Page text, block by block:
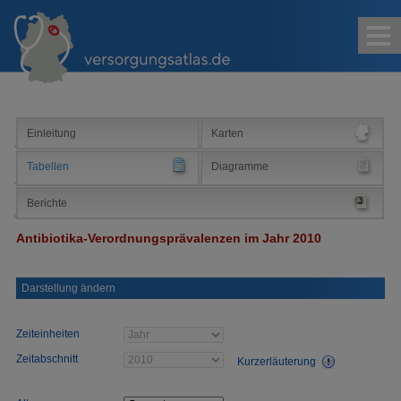
Suche
Einleitung Karten
Tabellen Diagramme
Berichte
Antibiotika-Verordnungsprävalenzen im Jahr 2010
Darstellung ändern
Zeiteinheiten
Zeitabschnitt
Kurzerläuterung